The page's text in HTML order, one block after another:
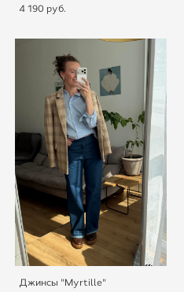
4 190 pуб.
Джинсы "Myrtille"